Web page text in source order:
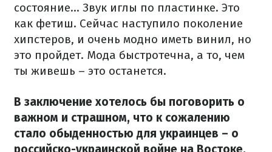
состояние... Звук иглы по пластинке. Это
как фетиш. Сейчас наступило поколение
хипстеров, и очень модно иметь винил, но
это пройдет. Мода быстротечна, а то, чем
ты живешь – это останется.
В заключение хотелось бы поговорить о
важном и страшном, что к сожалению
стало обыденностью для украинцев – о